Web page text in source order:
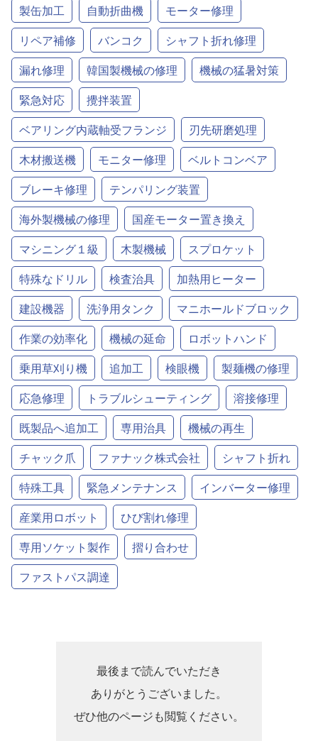
製缶加工
自動折曲機
モーター修理
リペア補修
バンコク
シャフト折れ修理
漏れ修理
韓国製機械の修理
機械の猛暑対策
緊急対応
攪拌装置
ベアリング内蔵軸受フランジ
刃先研磨処理
木材搬送機
モニター修理
ベルトコンベア
ブレーキ修理
テンパリング装置
海外製機械の修理
国産モーター置き換え
マシニング１級
木製機械
スプロケット
特殊なドリル
検査治具
加熱用ヒーター
建設機器
洗浄用タンク
マニホールドブロック
作業の効率化
機械の延命
ロボットハンド
乗用草刈り機
追加工 検眼機
製麺機の修理
応急修理
トラブルシューティング
溶接修理
既製品へ追加工
専用治具
機械の再生
チャック爪
ファナック株式会社
シャフト折れ
特殊工具
緊急メンテナンス
インバーター修理
産業用ロボット
ひび割れ修理
専用ソケット製作
摺り合わせ
ファストパス調達
最後まで読んでいただき
ありがとうございました。
ぜひ他のページも閲覧ください。